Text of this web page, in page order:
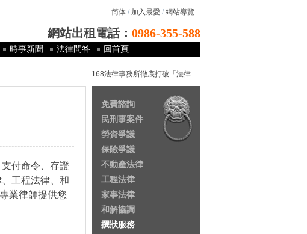
简体 / 加入最愛 / 網站導覽
網站出租電話： 0986-355-588
時事新聞 法律問答 回首頁
168法律事務所徹底打破「法律是有錢人的專利以及窮人的夢魘」，
付命令、存證
工程法律、和
專業律師提供您
免費諮詢
民刑事案件
勞資爭議
保險爭議
不動產法律
工程法律
家事法律
和解協調
撰狀服務